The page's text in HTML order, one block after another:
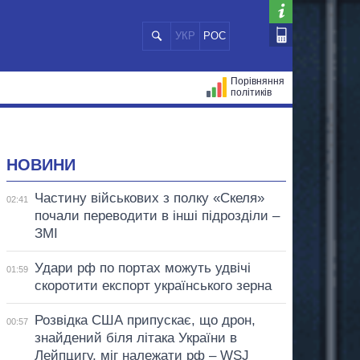
УКР РОС
Порівняння
політиків
НОВИНИ
02:41
Частину військових з полку «Скеля»
почали переводити в інші підрозділи –
ЗМІ
01:59
Удари рф по портах можуть удвічі
скоротити експорт українського зерна
00:57
Розвідка США припускає, що дрон,
знайдений біля літака України в
Лейпцигу, міг належати рф – WSJ